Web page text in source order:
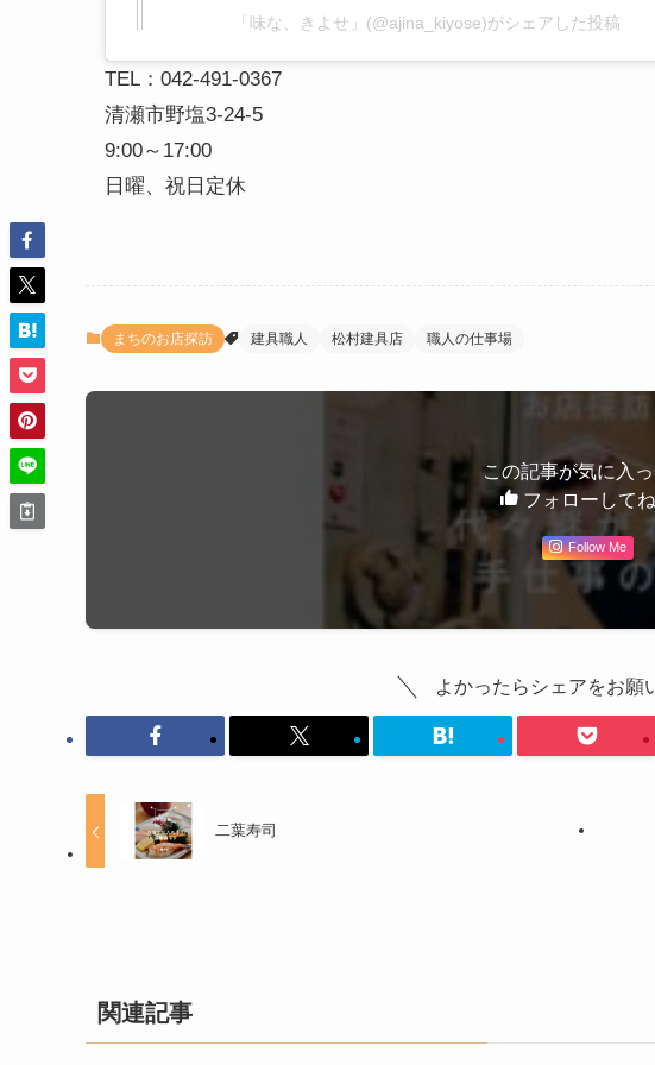
「味な、きよせ」(@ajina_kiyose)がシェアした投稿
TEL：042-491-0367
清瀬市野塩3-24-5
9:00～17:00
日曜、祝日定休
まちのお店探訪 建具職人 松村建具店 職人の仕事場
この記事が気に入
フォローしてね
Follow Me
よかったらシェアをお願
二葉寿司
関連記事